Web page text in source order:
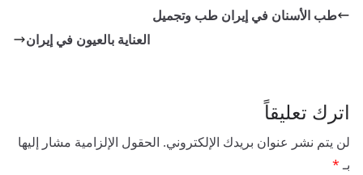
طب الأسنان في إيران طب وتجميل
العناية بالعيون في إيران
اترك تعليقاً
لن يتم نشر عنوان بريدك الإلكتروني. الحقول الإلزامية مشار إليها
بـ*